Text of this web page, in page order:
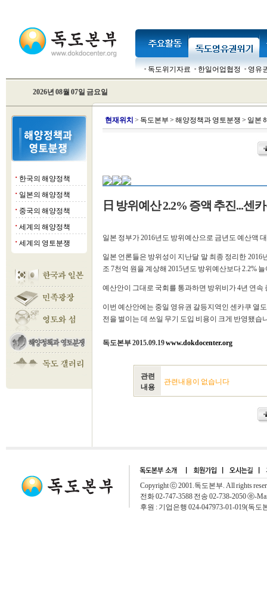
독도위기자료 한일어업협정 영유
2026년 08월 07일 금요일
■ 한국의 해양정책
■ 일본의 해양정책
■ 중국의 해양정책
■ 세계의 해양정책
■ 세계의 영토분쟁
현재위치 > 독도본부 > 해양정책과 영토분쟁 > 일본
日 방위예산 2.2% 증액 추진...센
일본 정부가 2016년도 방위예산으로 금년도 예산액
일본 언론들은 방위성이 지난달 말 최종 정리한 2016
조 7천억 원을 계상해 2015년도 방위예산보다 2.2%
예산안이 그대로 국회를 통과하면 방위비가 4년 연
이번 예산안에는 중일 영유권 갈등지역인 센카쿠 열
전을 벌이는 데 쓰일 무기 도입 비용이 크게 반영됐습
독도본부 2015.09.19www.dokdocenter.org
관련
내용
관련내용이 없습니다
Copyright ⓒ 2001.독도본부. All rights
전화 02-747-3588 전송 02-738-2050 ⓔ-
후원 : 기업은행 024-047973-01-019(독도